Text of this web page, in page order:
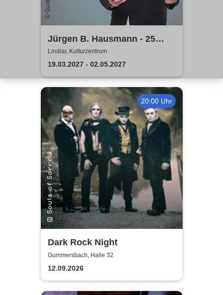
Jürgen B. Hausmann - 25
Jahre - Dat is e Ding!
Lindlar, Kulturzentrum
19.03.2027 - 02.05.2027
20:00 Uhr
Dark Rock Night
Gummersbach, Halle 32
12.09.2026